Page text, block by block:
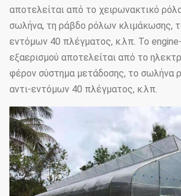
αποτελείται από το χειρωνακτικό
σωλήνα, τη ράβδο ρόλων κλιμάκωσης,
εντόμων 40 πλέγματος, κ.λπ. Το
εξαερισμού αποτελείται από το
φέρον σύστημα μετάδοσης, το σωλήνα
αντι-εντόμων 40 πλέγματος, κ.λπ.